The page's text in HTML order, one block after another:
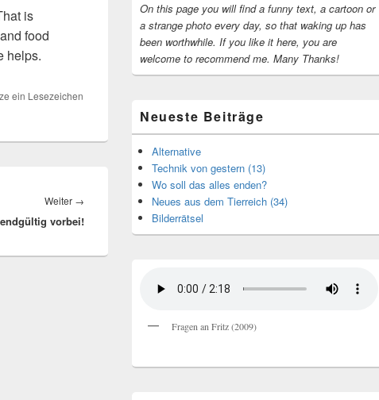
is
food
helps.
ein Lesezeichen
Weiter →
Beitrag:
vorbei!
On this page you will find a funny text, a cartoon or
a strange photo every day, so that waking up has
been worthwhile. If you like it here, you are
welcome to recommend me. Many Thanks!
Neueste Beiträge
Alternative
Technik von gestern (13)
Wo soll das alles enden?
Neues aus dem Tierreich (34)
Bilderrätsel
Fragen an Fritz (2009)